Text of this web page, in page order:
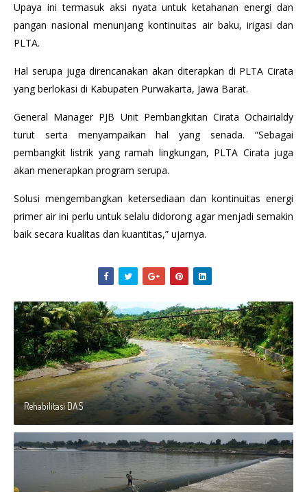
Upaya ini termasuk aksi nyata untuk ketahanan energi dan
pangan nasional menunjang kontinuitas air baku, irigasi dan
PLTA.
Hal serupa juga direncanakan akan diterapkan di PLTA Cirata
yang berlokasi di Kabupaten Purwakarta, Jawa Barat.
General Manager PJB Unit Pembangkitan Cirata Ochairialdy
turut serta menyampaikan hal yang senada. “Sebagai
pembangkit listrik yang ramah lingkungan, PLTA Cirata juga
akan menerapkan program serupa.
Solusi mengembangkan ketersediaan dan kontinuitas energi
primer air ini perlu untuk selalu didorong agar menjadi semakin
baik secara kualitas dan kuantitas,” ujarnya.
Rehabilitasi DAS